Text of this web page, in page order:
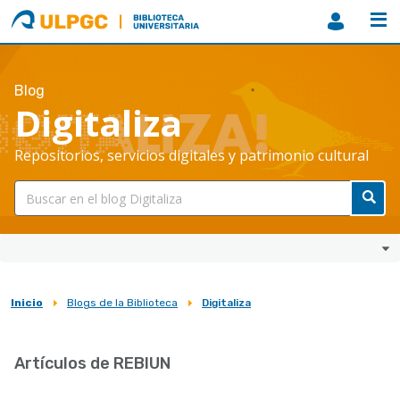
ULPGC
Biblioteca
ULPGC
Blog
Digitaliza
Repositorios, servicios digitales y patrimonio cultural
Sobrescribir
de
Inicio Blogs de la Biblioteca Digitaliza
Artículos de REBIUN